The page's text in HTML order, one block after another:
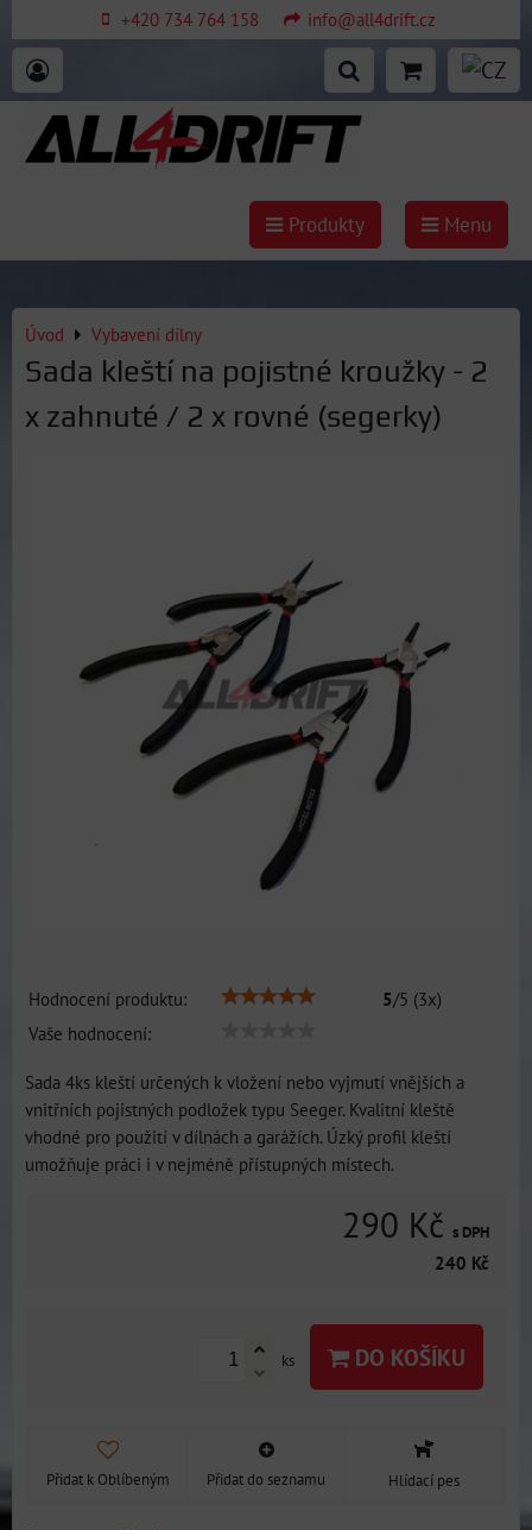
+420 734 764 158 info@all4drift.cz
Produkty Menu
Úvod Vybavení dílny
Sada kleští na pojistné kroužky - 2
x zahnuté / 2 x rovné (segerky)
Hodnocení produktu: 5/5 (3x)
Vaše hodnocení:
Sada 4ks kleští určených k vložení nebo vyjmutí vnějších a
vnitřních pojistných podložek typu Seeger. Kvalitní kleště
vhodné pro použití v dílnách a garážích. Úzký profil kleští
umožňuje práci i v nejméně přístupných místech.
290 Kč s DPH
240 Kč
ks DO KOŠÍKU
Přidat k Oblíbeným Přidat do seznamu Hlídací pes